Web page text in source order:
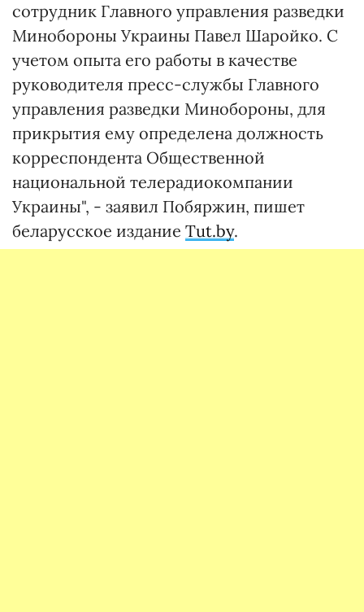
сотрудник Главного управления разведки
Минобороны Украины Павел Шаройко. С
учетом опыта его работы в качестве
руководителя пресс-службы Главного
управления разведки Минобороны, для
прикрытия ему определена должность
корреспондента Общественной
национальной телерадиокомпании
Украины", - заявил Побяржин, пишет
беларусское издание Tut.by.